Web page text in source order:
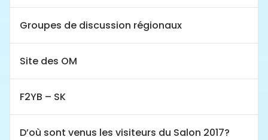
Groupes de discussion régionaux
Site des OM
F2YB – SK
D’où sont venus les visiteurs du Salon 2017?